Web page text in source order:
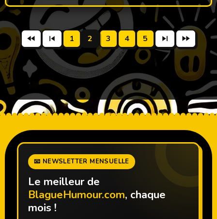
1 2 3 4 5
📧 NEWSLETTER MENSUELLE
Le meilleur de
BlagueHumour.com, chaque
mois !